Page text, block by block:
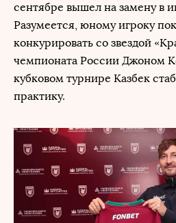
сентябре вышел на замену в
Разумеется, юному игроку
конкурировать со звездой
чемпионата России Джоном
кубковом турнире Казбек
практику.